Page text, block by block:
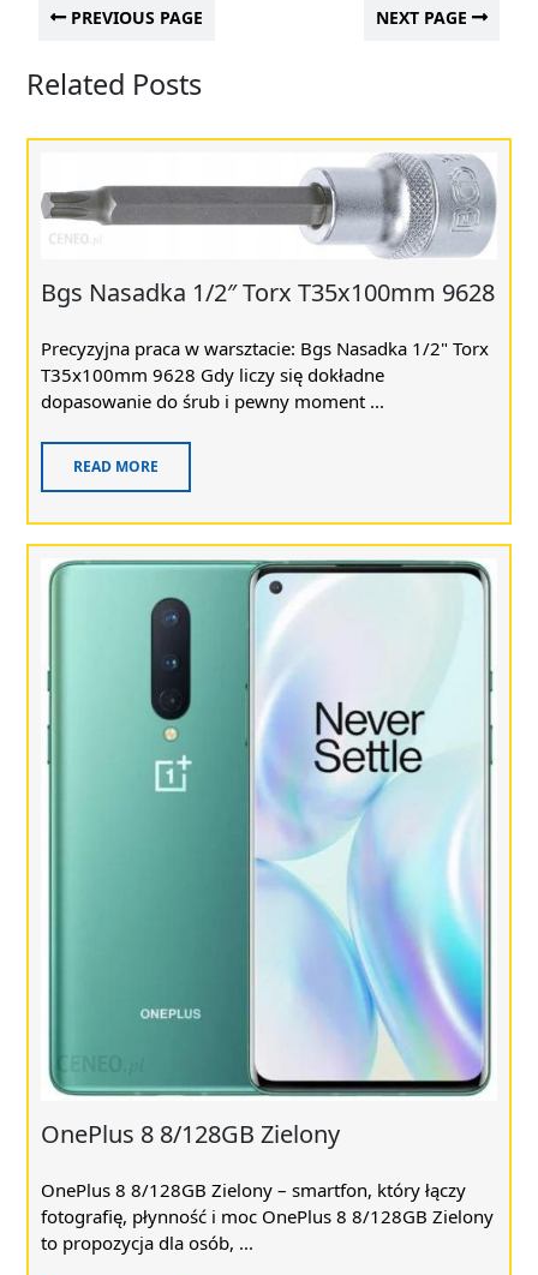
PREVIOUS PAGE NEXT PAGE
Related Posts
Bgs Nasadka 1/2″ Torx T35x100mm 9628
Precyzyjna praca w warsztacie: Bgs Nasadka 1/2" Torx
T35x100mm 9628 Gdy liczy się dokładne
dopasowanie do śrub i pewny moment ...
READ MORE
OnePlus 8 8/128GB Zielony
OnePlus 8 8/128GB Zielony – smartfon, który łączy
fotografię, płynność i moc OnePlus 8 8/128GB Zielony
to propozycja dla osób, ...